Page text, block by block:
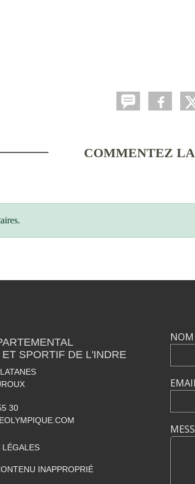
COMMENTEZ
SPORTIF DE L'INDRE
30
LÉGALES
INAPPROPRIÉ
NOM